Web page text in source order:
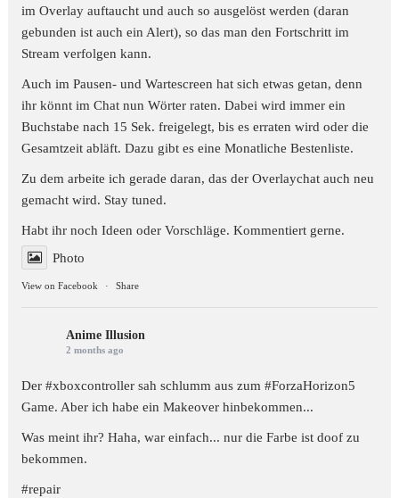
im Overlay auftaucht und auch so ausgelöst werden (daran
gebunden ist auch ein Alert), so das man den Fortschritt im
Stream verfolgen kann.
Auch im Pausen- und Wartescreen hat sich etwas getan, denn
ihr könnt im Chat nun Wörter raten. Dabei wird immer ein
Buchstabe nach 15 Sek. freigelegt, bis es erraten wird oder die
Gesamtzeit abläft. Dazu gibt es eine Monatliche Bestenliste.
Zu dem arbeite ich gerade daran, das der Overlaychat auch neu
gemacht wird. Stay tuned.
Habt ihr noch Ideen oder Vorschläge. Kommentiert gerne.
Photo
View on Facebook · Share
Anime Illusion
2 months ago
Der #xboxcontroller sah schlumm aus zum#ForzaHorizon5
Game. Aber ich habe ein Makeover hinbekommen...
Was meint ihr? Haha, war einfach... nur die Farbe ist doof zu
bekommen.
#repair